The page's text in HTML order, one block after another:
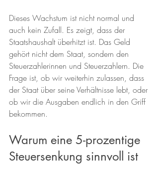
Dieses Wachstum ist nicht normal und
auch kein Zufall. Es zeigt, dass der
Staatshaushalt überhitzt ist. Das Geld
gehört nicht dem Staat, sondern den
Steuerzahlerinnen und Steuerzahlern. Die
Frage ist, ob wir weiterhin zulassen, dass
der Staat über seine Verhältnisse lebt, oder
ob wir die Ausgaben endlich in den Griff
bekommen.
Warum eine 5-prozentige
Steuersenkung sinnvoll ist